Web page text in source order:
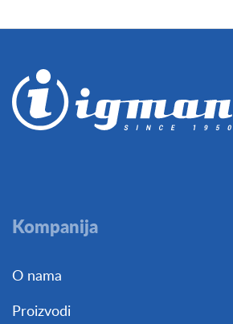
Kompanija
O nama
Proizvodi